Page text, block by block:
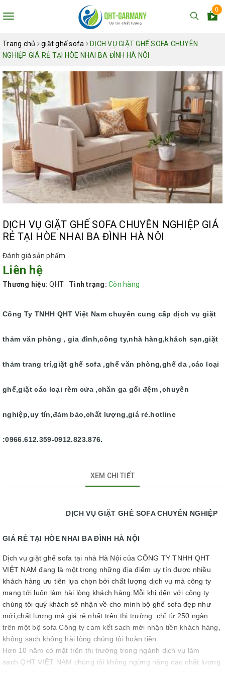
Toggle
0
Trang chủ giặt ghế sofa
DỊCH VỤ GIẶT GHẾ SOFA CHUYÊN
NGHIỆP GIÁ RẺ TẠI HÒE NHAI BA ĐÌNH HÀ NÔI
DỊCH VỤ GIẶT GHẾ SOFA CHUYÊN NGHIỆP GIÁ
RẺ TẠI HÒE NHAI BA ĐÌNH HÀ NÔI
Đánh giá sản phẩm
Liên hệ
Thương hiệu: QHT Tình trạng: Còn hàng
Công Ty TNHH QHT Việt Nam chuyên cung cấp dịch vụ giặt
thảm văn phòng , gia đình,công ty,nhà hàng,khách sạn,giặt
thảm trang trí,giặt ghế sofa ,ghế văn phòng,ghế da ,các loại
ghế,giặt các loại rèm cửa ,chăn ga gối đệm ,chuyên
nghiệp,uy tín,đảm bảo,chất lượng,giá rẻ.hotline
:0966.612.359-0912.823.876.
XEM CHI TIẾT
DỊCH VỤ GIẶT GHẾ SOFA CHUYÊN NGHIỆP
GIÁ RẺ TẠI HÒE NHAI BA ĐÌNH HÀ NỘI
Dịch vụ giặt ghế sofa tại nhà Hà Nội của CÔNG TY TNHH QHT
VIỆT NAM đang là một trong những địa điểm uy tín được nhiều
khách hàng ưu tiên lựa chọn bởi chất lượng dịch vụ mà công ty
mang tới luôn làm hài lòng khách hàng.Mỗi khi đến với công ty
chúng tôi quý khách sẽ nhận về cho mình bộ ghế sofa đẹp như
mới,chất lượng mà giá rẻ nhất trên thị trường. chỉ từ 250 ngàn
trên một bộ sofa Công ty cam kết sach mới nhận tiền khách hàng,
không sach không hài lòng chúng tôi hoàn tiền.
Hơn 10 năm có mặt trên thị trường trong ngành dịch vụ làm
sạch QHT VIỆT NAM chúng tôi không ngừng nâng cao chất lượng